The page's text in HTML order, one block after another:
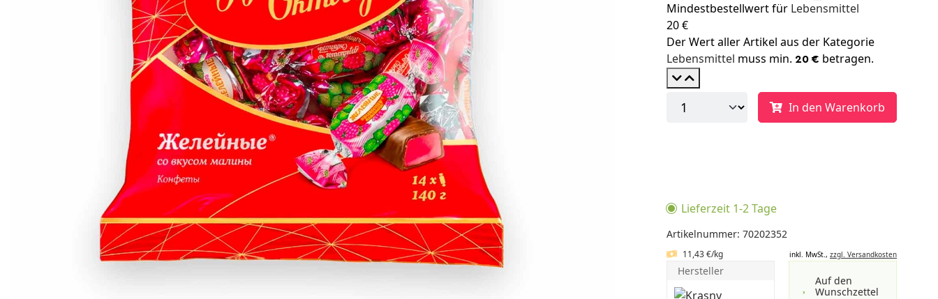
Mindestbestellwert für Lebensmittel
20 €
Der Wert aller Artikel aus der Kategorie
Lebensmittel muss min. 20 € betragen.
In den Warenkorb
Lieferzeit 1-2 Tage
Artikelnummer: 70202352
11,43 €/kg inkl. MwSt., zzgl. Versandkosten
Hersteller
Auf den
Wunschzettel